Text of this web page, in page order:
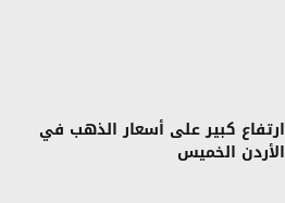
ارتفاع كبير على أسعار الذهب في
الأردن الخميس